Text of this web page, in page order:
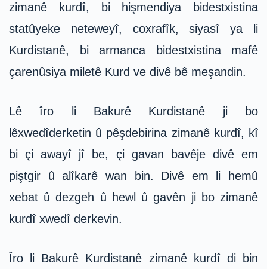
zimanê kurdî, bi hişmendiya bidestxistina
statûyeke neteweyî, coxrafîk, siyasî ya li
Kurdistanê, bi armanca bidestxistina mafê
çarenûsiya miletê Kurd ve divê bê meşandin.
Lê îro li Bakurê Kurdistanê ji bo
lêxwedîderketin û pêşdebirina zimanê kurdî, kî
bi çi awayî jî be, çi gavan bavêje divê em
piştgir û alîkarê wan bin. Divê em li hemû
xebat û dezgeh û hewl û gavên ji bo zimanê
kurdî xwedî derkevin.
Îro li Bakurê Kurdistanê zimanê kurdî di bin